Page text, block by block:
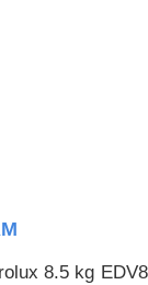
8.5 kg